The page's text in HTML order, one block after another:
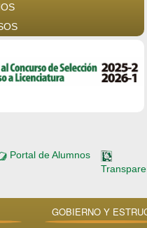
Portal de Alumnos
GOBIERNO Y